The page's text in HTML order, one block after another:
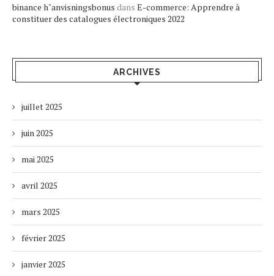
binance h"anvisningsbonus dans E-commerce: Apprendre à
constituer des catalogues électroniques 2022
ARCHIVES
juillet 2025
juin 2025
mai 2025
avril 2025
mars 2025
février 2025
janvier 2025